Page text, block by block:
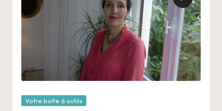
Posté
Votre boîte à outils